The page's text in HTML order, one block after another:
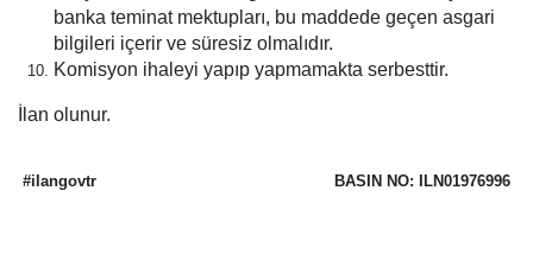
banka teminat mektupları, bu maddede geçen asgari
bilgileri içerir ve süresiz olmalıdır.
Komisyon ihaleyi yapıp yapmamakta serbesttir.
İlan olunur.
#ilangovtr BASIN NO: ILN01976996